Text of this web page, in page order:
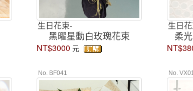
生日花束-
黑曜星動白玫瑰花束
NT$3000 元
生日
柔
No. BF041 No.